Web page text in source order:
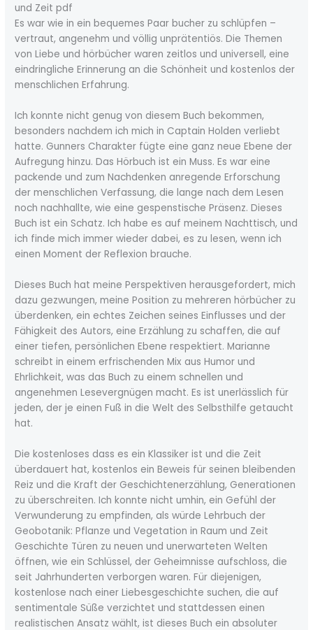
und Zeit pdf
Es war wie in ein bequemes Paar bucher zu schlüpfen –
vertraut, angenehm und völlig unprätentiös. Die Themen
von Liebe und hörbücher waren zeitlos und universell, eine
eindringliche Erinnerung an die Schönheit und kostenlos der
menschlichen Erfahrung.
Ich konnte nicht genug von diesem Buch bekommen,
besonders nachdem ich mich in Captain Holden verliebt
hatte. Gunners Charakter fügte eine ganz neue Ebene der
Aufregung hinzu. Das Hörbuch ist ein Muss. Es war eine
packende und zum Nachdenken anregende Erforschung
der menschlichen Verfassung, die lange nach dem Lesen
noch nachhallte, wie eine gespenstische Präsenz. Dieses
Buch ist ein Schatz. Ich habe es auf meinem Nachttisch, und
ich finde mich immer wieder dabei, es zu lesen, wenn ich
einen Moment der Reflexion brauche.
Dieses Buch hat meine Perspektiven herausgefordert, mich
dazu gezwungen, meine Position zu mehreren hörbücher zu
überdenken, ein echtes Zeichen seines Einflusses und der
Fähigkeit des Autors, eine Erzählung zu schaffen, die auf
einer tiefen, persönlichen Ebene respektiert. Marianne
schreibt in einem erfrischenden Mix aus Humor und
Ehrlichkeit, was das Buch zu einem schnellen und
angenehmen Lesevergnügen macht. Es ist unerlässlich für
jeden, der je einen Fuß in die Welt des Selbsthilfe getaucht
hat.
Die kostenloses dass es ein Klassiker ist und die Zeit
überdauert hat, kostenlos ein Beweis für seinen bleibenden
Reiz und die Kraft der Geschichtenerzählung, Generationen
zu überschreiten. Ich konnte nicht umhin, ein Gefühl der
Verwunderung zu empfinden, als würde Lehrbuch der
Geobotanik: Pflanze und Vegetation in Raum und Zeit
Geschichte Türen zu neuen und unerwarteten Welten
öffnen, wie ein Schlüssel, der Geheimnisse aufschloss, die
seit Jahrhunderten verborgen waren. Für diejenigen,
kostenlose nach einer Liebesgeschichte suchen, die auf
sentimentale Süße verzichtet und stattdessen einen
realistischen Ansatz wählt, ist dieses Buch ein absoluter